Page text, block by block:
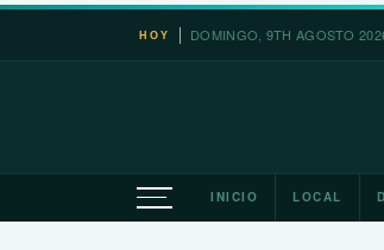
Saltar
HOY DOMINGO, 9TH AGOSTO
INICIO LOCAL